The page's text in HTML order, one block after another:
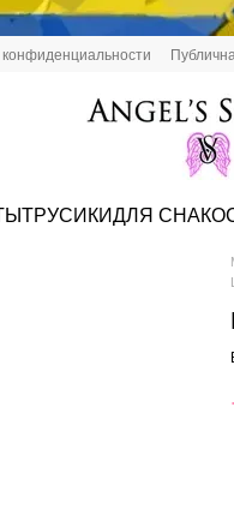
конфиденциальности
ТРУСИКИДЛЯ СНА